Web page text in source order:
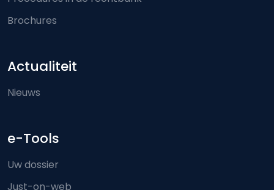
Brochures
Actualiteit
Nieuws
e-Tools
Uw dossier
Just-on-web